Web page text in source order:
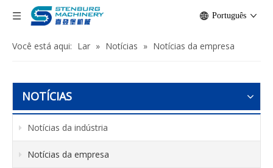
Português
Você está aqui: Lar » Notícias » Notícias da empresa
NOTÍCIAS
Notícias da indústria
Notícias da empresa